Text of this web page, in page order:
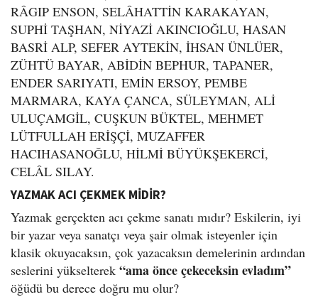
RÂGIP ENSON, SELÂHATTİN KARAKAYAN,
SUPHİ TAŞHAN, NİYAZİ AKINCIOĞLU, HASAN
BASRİ ALP, SEFER AYTEKİN, İHSAN ÜNLÜER,
ZÜHTÜ BAYAR, ABİDİN BEPHUR, TAPANER,
ENDER SARIYATI, EMİN ERSOY, PEMBE
MARMARA, KAYA ÇANCA, SÜLEYMAN, ALİ
ULUÇAMGİL, CUŞKUN BÜKTEL, MEHMET
LÜTFULLAH ERİŞÇİ, MUZAFFER
HACIHASANOĞLU, HİLMİ BÜYÜKŞEKERCİ,
CELÂL SILAY.
YAZMAK ACI ÇEKMEK MİDİR?
Yazmak gerçekten acı çekme sanatı mıdır? Eskilerin, iyi
bir yazar veya sanatçı veya şair olmak isteyenler için
klasik okuyacaksın, çok yazacaksın demelerinin ardından
seslerini yükselterek “ama önce çekeceksin evladım”
öğüdü bu derece doğru mu olur?